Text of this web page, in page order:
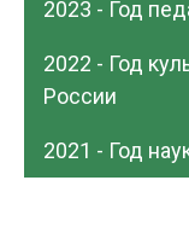
2023 - Год
2022 - Год
России
2021 - Год